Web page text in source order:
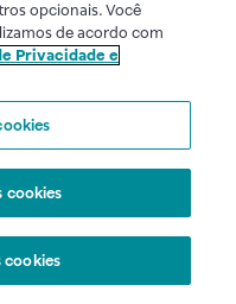
opcionais. Você
de acordo com
Privacidade e
cookies
cookies